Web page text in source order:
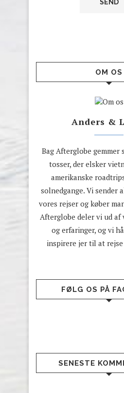
OM OS
Anders &
Bag Afterglobe gemmer
tosser, der elsker
amerikanske
solnedgange. Vi sender
vores rejser og køber
Afterglobe deler vi ud af
og erfaringer, og vi
inspirere jer til at
FØLG OS PÅ
SENESTE